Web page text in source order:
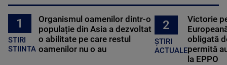
1
STIRI
STIINTA
Organismul oamenilor dintr-o
populație din Asia a dezvoltat
o abilitate pe care restul
oamenilor nu o au
2
ȘTIRI
ACTUALE
Victorie
obligată
permită
la EPPO